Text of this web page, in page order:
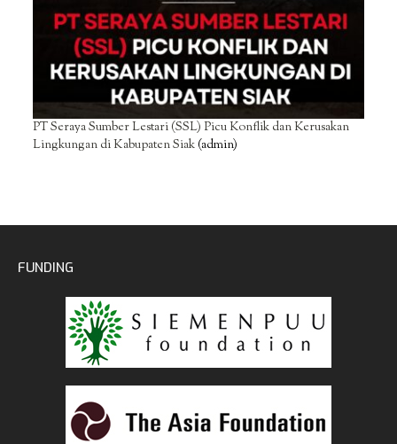
PT Seraya Sumber Lestari (SSL) Picu Konflik dan Kerusakan
Lingkungan di Kabupaten Siak(admin)
FUNDING